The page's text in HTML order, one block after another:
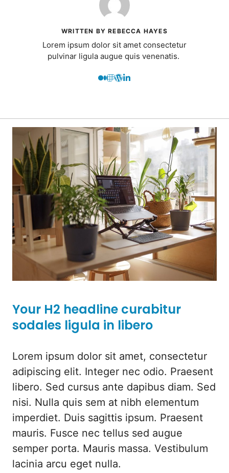
WRITTEN BY REBECCA HAYES
Lorem ipsum dolor sit amet consectetur
pulvinar ligula augue quis venenatis.
Your H2 headline curabitur
sodales ligula in libero
Lorem ipsum dolor sit amet, consectetur
adipiscing elit. Integer nec odio. Praesent
libero. Sed cursus ante dapibus diam. Sed
nisi. Nulla quis sem at nibh elementum
imperdiet. Duis sagittis ipsum. Praesent
mauris. Fusce nec tellus sed augue
semper porta. Mauris massa. Vestibulum
lacinia arcu eget nulla.